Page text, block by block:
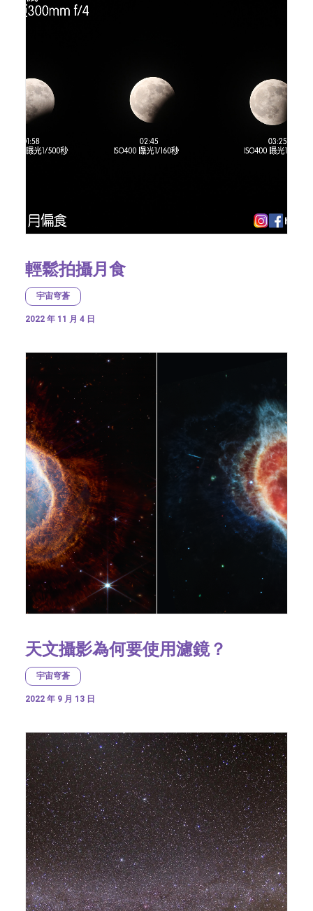
輕鬆拍攝月食
宇宙穹蒼
2022 年 11 月 4 日
天文攝影為何要使用濾鏡？
宇宙穹蒼
2022 年 9 月 13 日